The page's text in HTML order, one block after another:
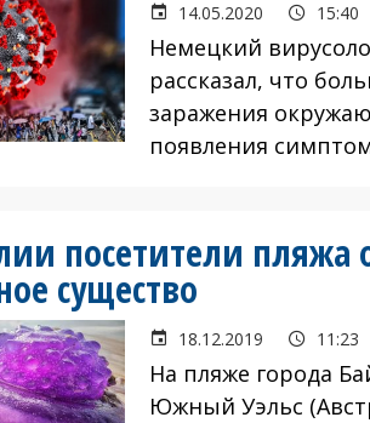
14.05.2020 15:40
Немецкий
рассказал, что
заражения
появления
посетители
существо
18.12.2019 11:23
На пляже города
Южный Уэльс